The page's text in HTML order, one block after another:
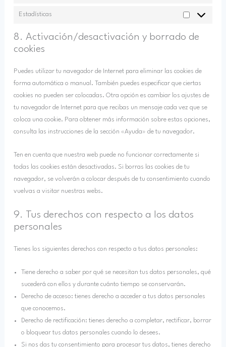
Estadísticas
8. Activación/desactivación y borrado de
cookies
Puedes utilizar tu navegador de Internet para eliminar las cookies de
forma automática o manual. También puedes especificar que ciertas
cookies no pueden ser colocadas. Otra opción es cambiar los ajustes de
tu navegador de Internet para que recibas un mensaje cada vez que se
coloca una cookie. Para obtener más información sobre estas opciones,
consulta las instrucciones de la sección «Ayuda» de tu navegador.
Ten en cuenta que nuestra web puede no funcionar correctamente si
todas las cookies están desactivadas. Si borras las cookies de tu
navegador, se volverán a colocar después de tu consentimiento cuando
vuelvas a visitar nuestras webs.
9. Tus derechos con respecto a los datos
personales
Tienes los siguientes derechos con respecto a tus datos personales:
Tiene derecho a saber por qué se necesitan tus datos personales, qué
sucederá con ellos y durante cuánto tiempo se conservarán.
Derecho de acceso: tienes derecho a acceder a tus datos personales
que conocemos.
Derecho de rectificación: tienes derecho a completar, rectificar, borrar
o bloquear tus datos personales cuando lo desees.
Si nos das tu consentimiento para procesar tus datos, tienes derecho